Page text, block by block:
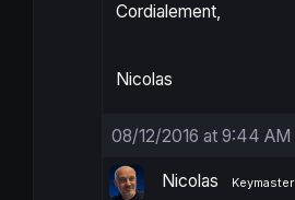
Cordialement,
Nicolas
08/12/2016 at 9:44 AM
Nicolas Keymaster